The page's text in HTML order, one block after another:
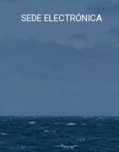
SEDE ELECTRÓNICA